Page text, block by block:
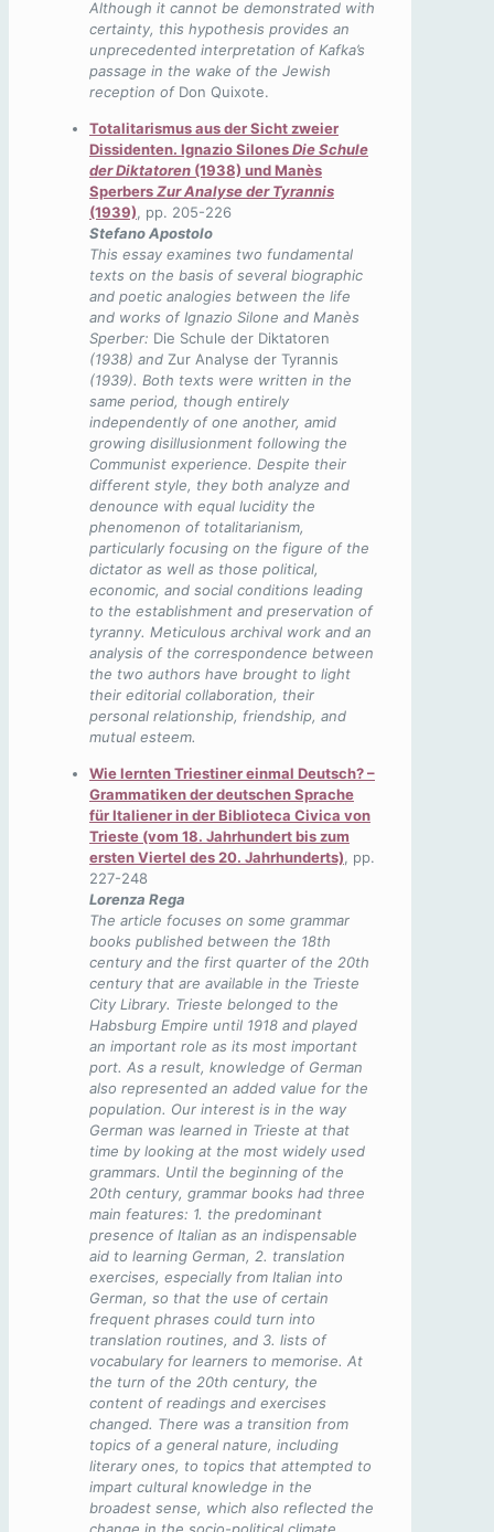
Although it cannot be demonstrated with
certainty, this hypothesis provides an
unprecedented interpretation of Kafkas
passage in the wake of the Jewish
reception ofDon Quixote.
Totalitarismus aus der Sicht zweier
Dissidenten. Ignazio SilonesDie Schule
der Diktatoren (1938) und Manès
SperbersZur Analyse der Tyrannis
(1939), pp. 205-226
Stefano Apostolo
This essay examines two fundamental
texts on the basis of several biographic
and poetic analogies between the life
and works of Ignazio Silone and Manès
Sperber: Die Schule der Diktatoren
(1938) and Zur Analyse der Tyrannis
(1939). Both texts were written in the
same period, though entirely
independently of one another, amid
growing disillusionment following the
Communist experience. Despite their
different style, they both analyze and
denounce with equal lucidity the
phenomenon of totalitarianism,
particularly focusing on the figure of the
dictator as well as those political,
economic, and social conditions leading
to the establishment and preservation of
tyranny. Meticulous archival work and an
analysis of the correspondence between
the two authors have brought to light
their editorial collaboration, their
personal relationship, friendship, and
mutual esteem.
Wie lernten Triestiner einmal Deutsch? –
Grammatiken der deutschen Sprache
für Italiener in der Biblioteca Civica von
Trieste (vom 18. Jahrhundert bis zum
ersten Viertel des 20. Jahrhunderts), pp.
227-248
Lorenza Rega
The article focuses on some grammar
books published between the 18th
century and the first quarter of the 20th
century that are available in the Trieste
City Library. Trieste belonged to the
Habsburg Empire until 1918 and played
an important role as its most important
port. As a result, knowledge of German
also represented an added value for the
population. Our interest is in the way
German was learned in Trieste at that
time by looking at the most widely used
grammars. Until the beginning of the
20th century, grammar books had three
main features: 1. the predominant
presence of Italian as an indispensable
aid to learning German, 2. translation
exercises, especially from Italian into
German, so that the use of certain
frequent phrases could turn into
translation routines, and 3. lists of
vocabulary for learners to memorise. At
the turn of the 20th century, the
content of readings and exercises
changed. There was a transition from
topics of a general nature, including
literary ones, to topics that attempted to
impart cultural knowledge in the
broadest sense, which also reflected the